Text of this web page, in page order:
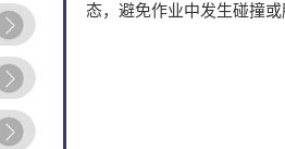
态，避免作业中发生碰撞